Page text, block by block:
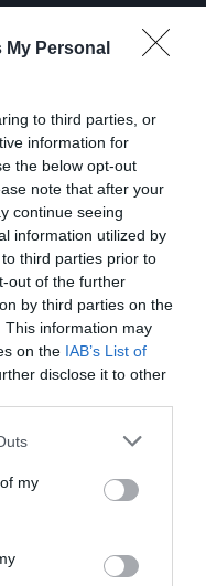
Personal
to third parties, or
information for
the below opt-out
note that after your
continue seeing
information utilized by
third parties prior to
out of the further
by third parties on the
This information may
on the IAB’s List of
disclose it to other
one or more Google
You may click to
third-party tags to
in below Google
my